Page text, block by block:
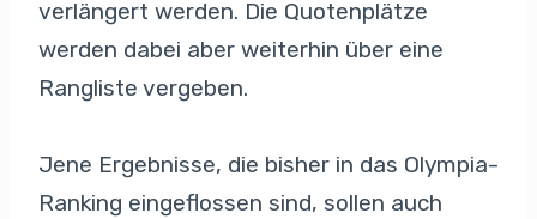
verlängert werden. Die Quotenplätze
werden dabei aber weiterhin über eine
Rangliste vergeben.
Jene Ergebnisse, die bisher in das Olympia-
Ranking eingeflossen sind, sollen auch